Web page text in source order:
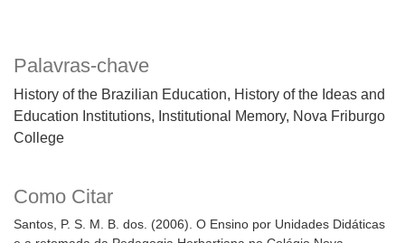
Palavras-chave
History of the Brazilian Education
History of the Ideas and
Education Institutions
Institutional Memory Nova Friburgo
College
Como Citar
Santos, P. S. M. B. dos. (2006). O Ensino por Unidades Didáticas